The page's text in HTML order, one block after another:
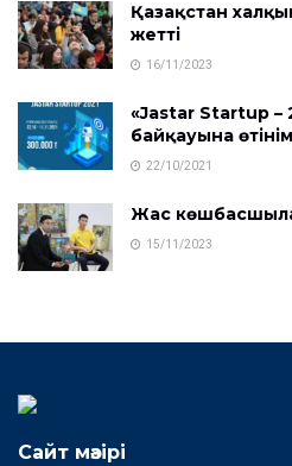
Қазақстан
жетті
16/11/2023
«Jastar Startup –
байқауына
22/10/2021
Жас
15/11/2023
Сайт мәзірі